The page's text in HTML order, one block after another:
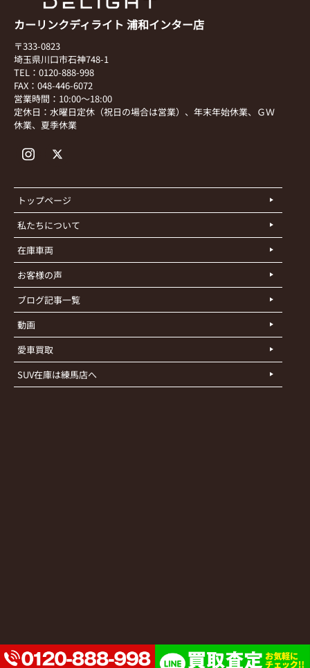
カーリンクディライト 浦和インター店
〒333-0823
埼玉県川口市石神748-1
TEL：0120-888-998
FAX：048-446-6072
営業時間：10:00～18:00
定休日：水曜日定休（祝日の場合は営業）、年末年始休業、ＧＷ
休業、夏季休業
トップページ
私たちについて
在庫車両
お客様の声
ブログ記事一覧
動画
愛車買取
SUV在庫は練馬店へ